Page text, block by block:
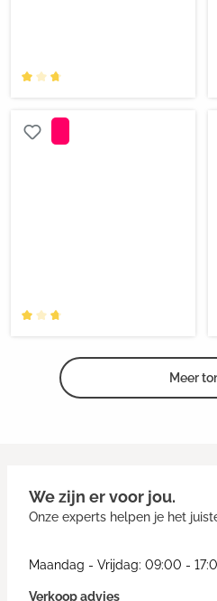
Meer
We zijn er voor jou.
Onze experts helpen je het
Maandag - Vrijdag: 09:00 -
Verkoop advies